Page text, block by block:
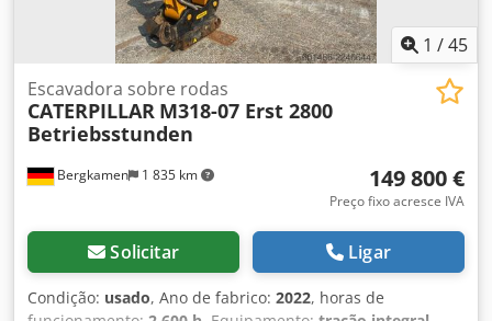
1 /45
Bergkamen 1 835 km
Escavadora sobre rodas
CATERPILLAR M318-07 Erst 2800
Betriebsstunden
149 800 €
Preço fixo acresce IVA
Solicitar Ligar
Condição: usado, Ano de fabrico: 2022, horas de